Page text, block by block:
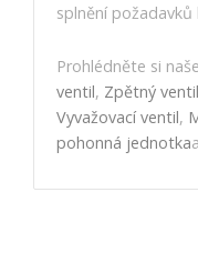
splnění požadavků
Prohlédněte si
ventil, Zpětný ventil
Vyvažovací ventil,
pohonná jednotka